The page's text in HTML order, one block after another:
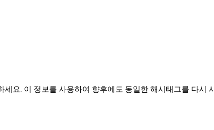
요. 이 정보를 사용하여 향후에도 동일한 해시태그를 다시